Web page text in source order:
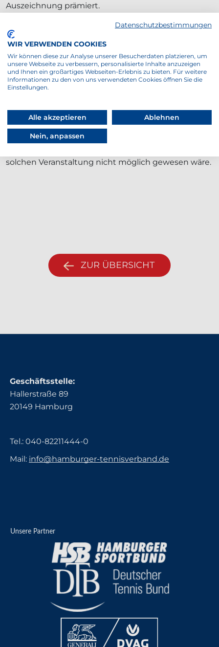
Auszeichnung prämiert.
Der Tournament Recognition Award wird für
Turniere vergeben, die in besonders guter Art, die
Standards und Herausforderungen der
Turnierorganisation erfüllen. Damit zählt der
Hamburg Ladies and Gents Cup zu den führenden
Events auf ITF-Ebene und wird künftig auf der Seite
Turnierdirektor Björn Kroll zeigte sich stolz über die
Auszeichnung und bedankte sich bei seinem Team,
solchen Veranstaltung nicht möglich gewesen wäre.
ZUR ÜBERSICHT
Geschäftsstelle:
Hallerstraße 89
20149 Hamburg
Tel.: 040-82211444-0
Mail: info@hamburger-tennisverband.de
Unsere Partner
Datenschutzbestimmungen
WIR VERWENDEN COOKIES
Wir können diese zur Analyse unserer Besucherdaten platzieren, um
unsere Webseite zu verbessern, personalisierte Inhalte anzuzeigen
und Ihnen ein großartiges Webseiten-Erlebnis zu bieten. Für weitere
Informationen zu den von uns verwendeten Cookies öffnen Sie die
Einstellungen.
Alle akzeptieren Ablehnen
Nein, anpassen